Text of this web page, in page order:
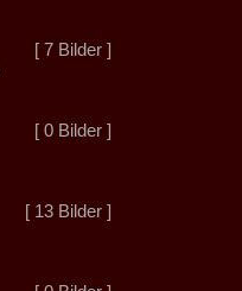
[ 7 Bilder ]
[ 0 Bilder ]
[ 13 Bilder ]